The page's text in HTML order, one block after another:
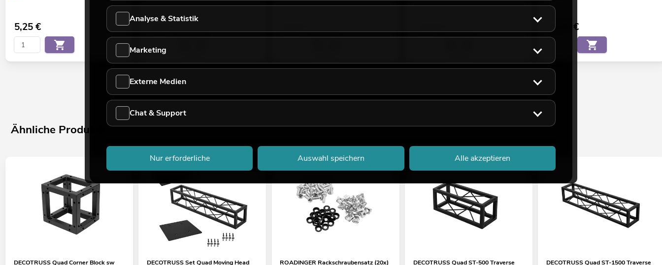
5,25€ 29,90 49,00 €
Ähnliche Produkte
DECOTRUSS Quad Corner Block sw
DECOTRUSS Set Quad Moving Head
ROADINGER Rackschraubensatz (20x)
DECOTRUSS Quad ST-500 Traverse
DECOTRUSS Quad ST-1500 Traverse
Analyse & Statistik
Marketing
Externe Medien
Chat & Support
Nur erforderliche Auswahl speichern Alle akzeptieren